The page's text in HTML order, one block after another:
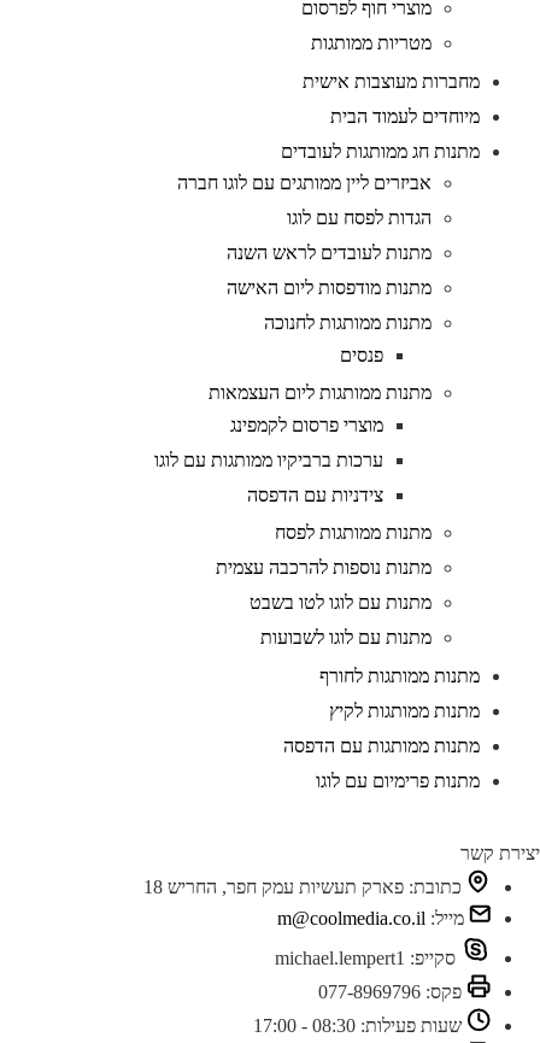
מוצרי חוף לפרסום
מטריות ממותגות
מחברות מעוצבות אישית
מיוחדים לעמוד הבית
מתנות חג ממותגות לעובדים
אביזרים ליין ממותגים עם לוגו חברה
הגדות לפסח עם לוגו
מתנות לעובדים לראש השנה
מתנות מודפסות ליום האישה
מתנות ממותגות לחנוכה
פנסים
מתנות ממותגות ליום העצמאות
מוצרי פרסום לקמפינג
ערכות ברביקיו ממותגות עם לוגו
צידניות עם הדפסה
מתנות ממותגות לפסח
מתנות נוספות להרכבה עצמית
מתנות עם לוגו לטו בשבט
מתנות עם לוגו לשבועות
מתנות ממותגות לחורף
מתנות ממותגות לקיץ
מתנות ממותגות עם הדפסה
מתנות פרימיום עם לוגו
יצירת קשר
כתובת: פארק תעשיות עמק חפר, החריש 18
מייל: m@coolmedia.co.il
סקייפ: michael.lempert1
פקס: 077-8969796
שעות פעילות: 08:30 - 17:00